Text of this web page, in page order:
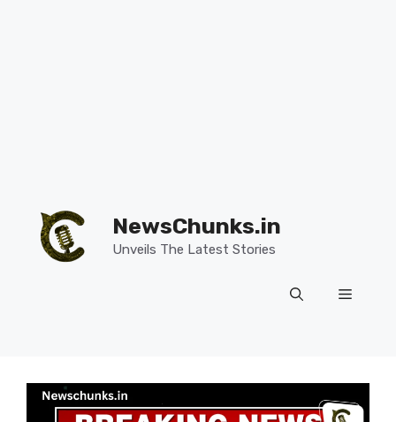
content
NewsChunks.in
Unveils The Latest Stories
Menu